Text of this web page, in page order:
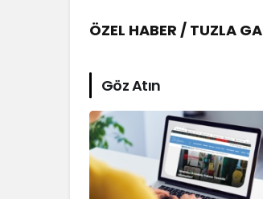
ÖZEL HABER / TUZLA
Göz Atın